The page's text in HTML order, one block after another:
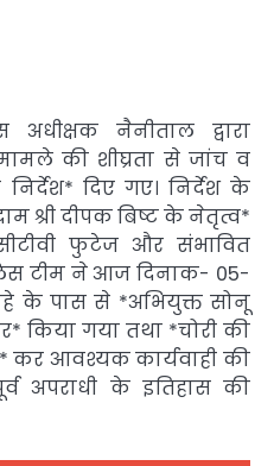
नैनीताल द्वारा
की शीघ्रता से जांच व
दिए गए। निर्देश के
श्री दीपक बिष्ट के नेतृत्व*
फुटेज और संभावित
टीम ने आज दिनाक- 05-
के पास से *अभियुक्त सोनू
किया गया तथा *चोरी की
कर आवश्यक कार्यवाही की
अपराधी के इतिहास की